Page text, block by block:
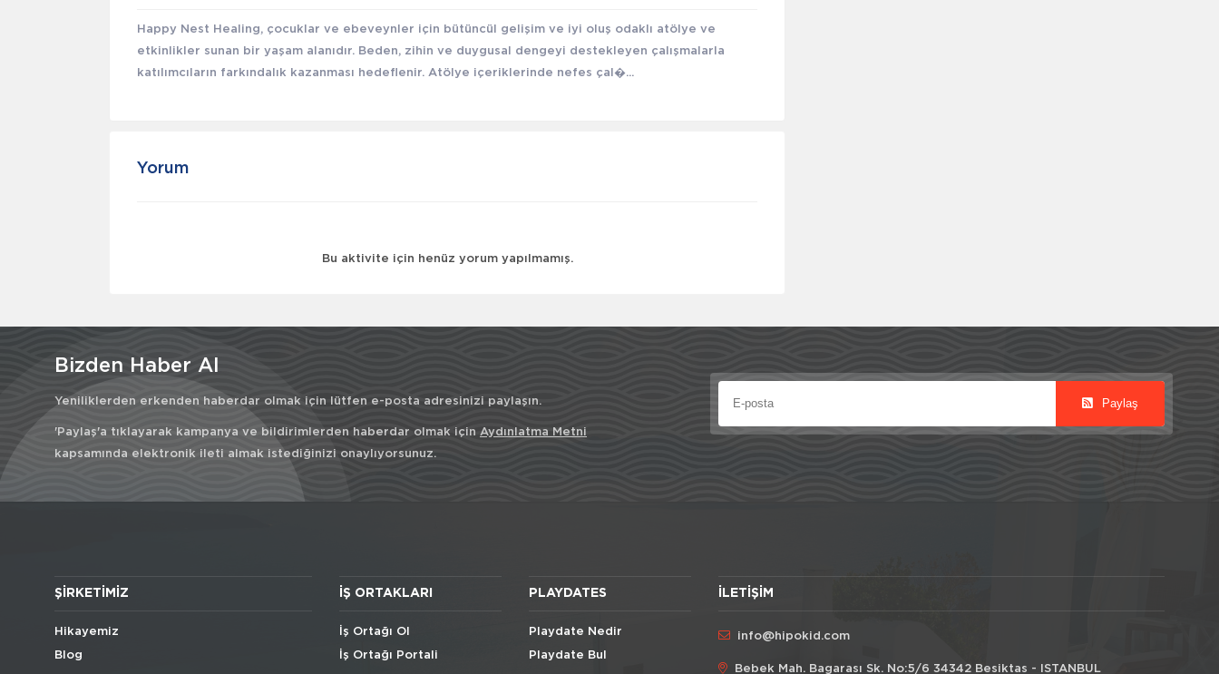
Happy Nest Healing, çocuklar ve ebeveynler için bütüncül gelişim ve iyi oluş odaklı atölye ve
etkinlikler sunan bir yaşam alanıdır. Beden, zihin ve duygusal dengeyi destekleyen çalışmalarla
katılımcıların farkındalık kazanması hedeflenir. Atölye içeriklerinde nefes çal�...
Yorum
Bu aktivite için henüz yorum yapılmamış.
Bizden Haber Al
Yeniliklerden erkenden haberdar olmak için lütfen e-posta adresinizi paylaşın.
'Paylaş'a tıklayarak kampanya ve bildirimlerden haberdar olmak için Aydınlatma Metni
kapsamında elektronik ileti almak istediğinizi onaylıyorsunuz.
Paylaş
ŞIRKETIMIZ
Hikayemiz
Blog
İŞ ORTAKLARI
İş Ortağı Ol
İş Ortağı Portali
PLAYDATES
Playdate Nedir
Playdate Bul
İLETIŞIM
info@hipokid.com
Bebek Mah. Bagarası Sk. No:5/6 34342 Besiktas - ISTANBUL